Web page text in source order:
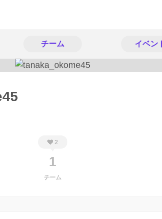
チーム イベン
2
1
チーム